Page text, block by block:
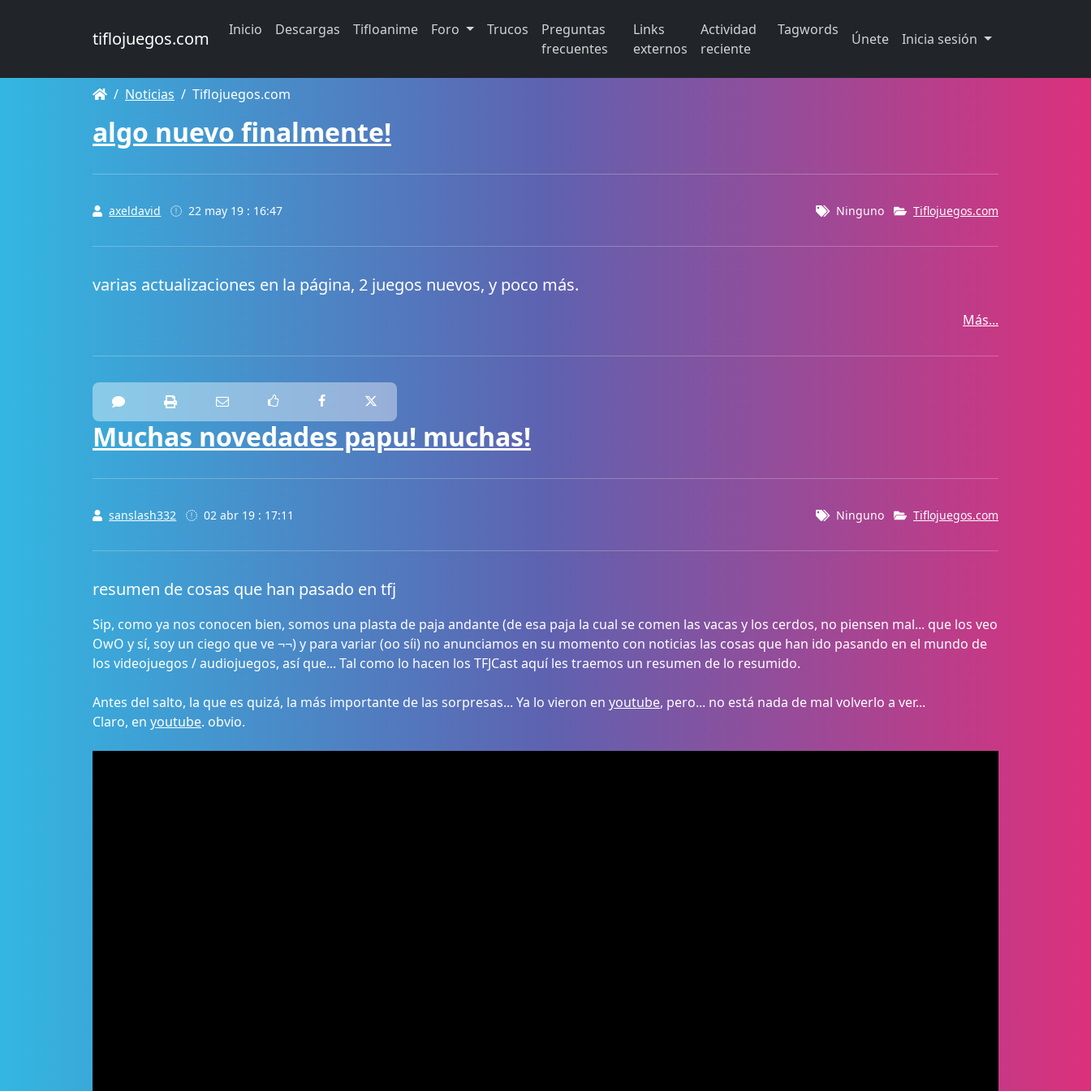
tiflojuegos.com Inicio Descargas Tifloanime Foro Trucos
Preguntas
frecuentes
Links
externos
Actividad
reciente
Tagwords
Únete Inicia sesión
Noticias Tiflojuegos.com
algo nuevo finalmente!
axeldavid 22 may 19 : 16:47 Ninguno Tiflojuegos.com
varias actualizaciones en la página, 2 juegos nuevos, y poco más.
Más...
Muchas novedades papu! muchas!
sanslash332 02 abr 19 : 17:11 Ninguno Tiflojuegos.com
resumen de cosas que han pasado en tfj
Sip, como ya nos conocen bien, somos una plasta de paja andante (de esa paja la cual se comen las vacas y los cerdos, no piensen mal... que los veo
OwO y sí, soy un ciego que ve ¬¬) y para variar (oo síi) no anunciamos en su momento con noticias las cosas que han ido pasando en el mundo de
los videojuegos / audiojuegos, así que... Tal como lo hacen los TFJCast aquí les traemos un resumen de lo resumido.
Antes del salto, la que es quizá, la más importante de las sorpresas... Ya lo vieron en youtube, pero... no está nada de mal volverlo a ver...
Claro, en youtube. obvio.